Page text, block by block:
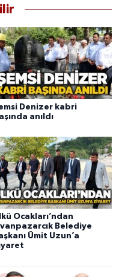
Denizer kabri
anıldı
Ocakları’ndan
Belediye
Ümit Uzun’a